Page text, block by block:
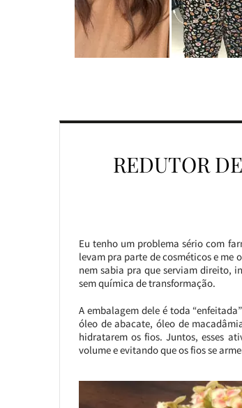
REDUTOR
Eu tenho um problema sério com
levam pra parte de cosméticos e me
nem sabia pra que serviam direito,
sem química de transformação.
A embalagem dele é toda
óleo de abacate, óleo de
hidratarem os fios. Juntos, esses
volume e evitando que os fios se